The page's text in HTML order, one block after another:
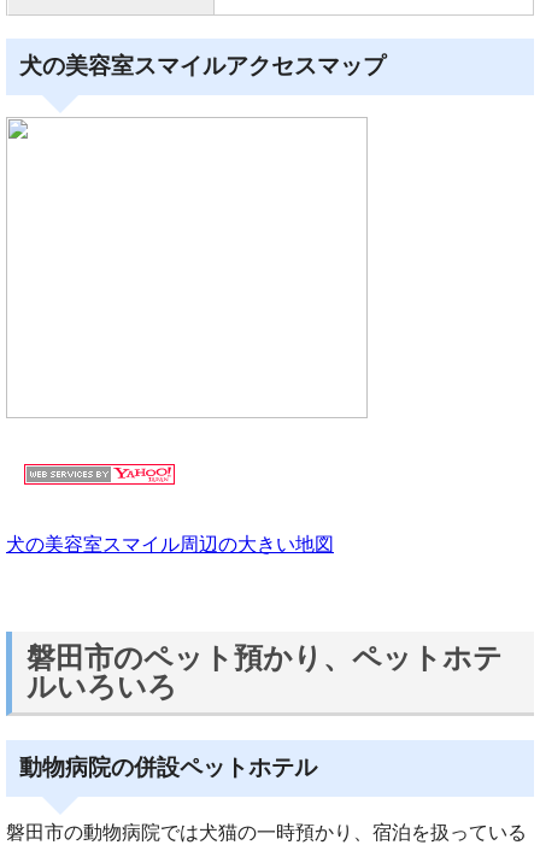
犬の美容室スマイルアクセスマップ
犬の美容室スマイル周辺の大きい地図
磐田市のペット預かり、ペットホテ
ルいろいろ
動物病院の併設ペットホテル
磐田市の動物病院では犬猫の一時預かり、宿泊を扱っている